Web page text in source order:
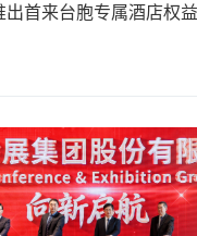
出首来台胞专属酒店权益